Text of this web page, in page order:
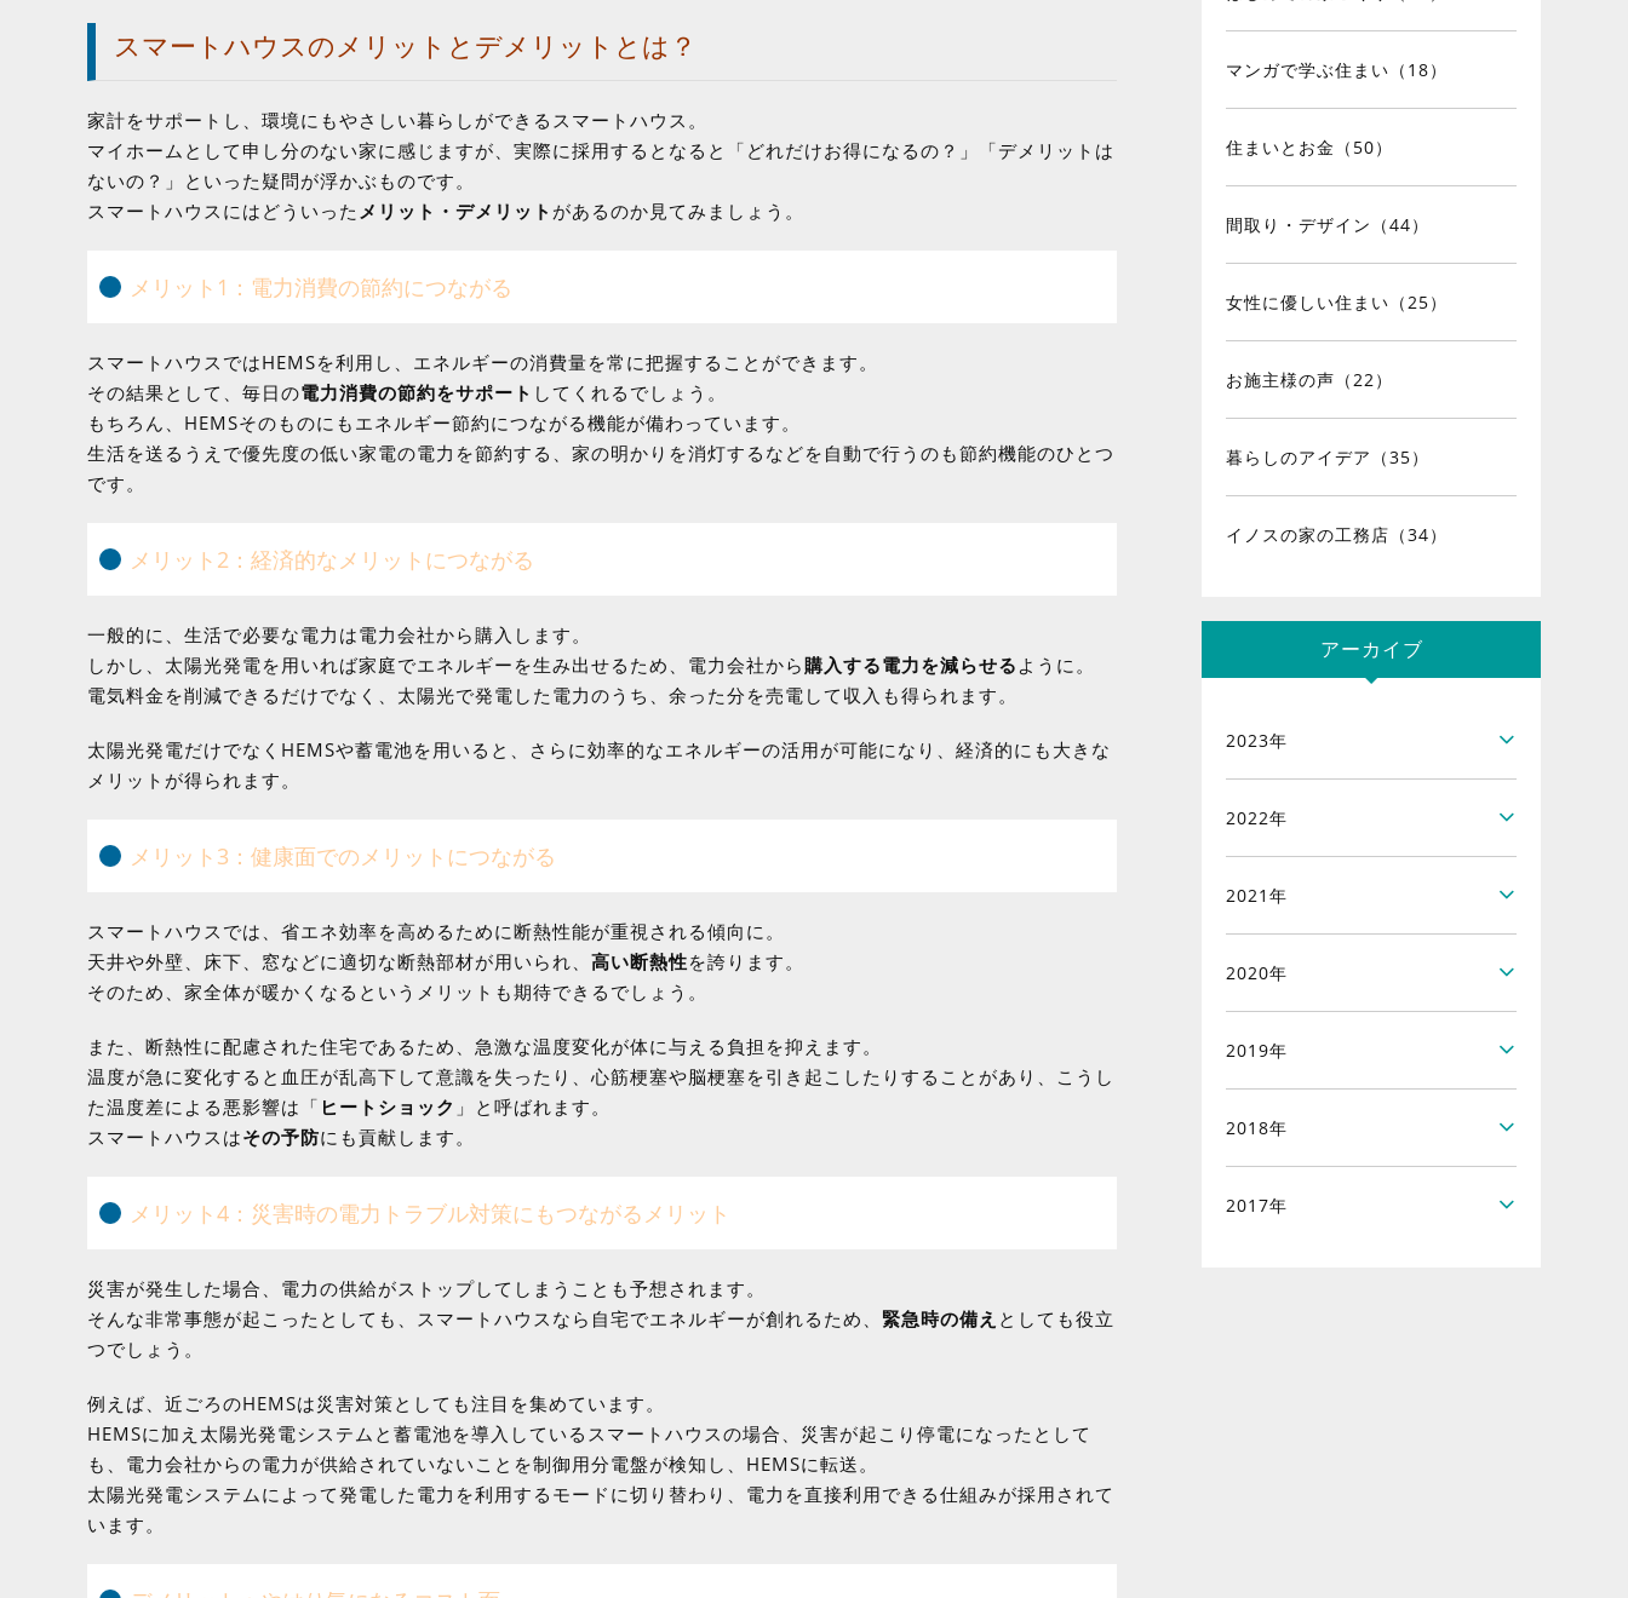
スマートハウスのメリットとデメリットとは？
家計をサポートし、環境にもやさしい暮らしができるスマートハウス。
マイホームとして申し分のない家に感じますが、実際に採用するとなると「どれだけお得になるの？」「デメリットは
ないの？」といった疑問が浮かぶものです。
スマートハウスにはどういった メリット・デメリット があるのか見てみましょう。
メリット1：電力消費の節約につながる
スマートハウスではHEMSを利用し、エネルギーの消費量を常に把握することができます。
その結果として、毎日の電力消費の節約をサポート してくれるでしょう。
もちろん、HEMSそのものにもエネルギー節約につながる機能が備わっています。
生活を送るうえで優先度の低い家電の電力を節約する、家の明かりを消灯するなどを自動で行うのも節約機能のひとつ
です。
メリット2：経済的なメリットにつながる
一般的に、生活で必要な電力は電力会社から購入します。
しかし、太陽光発電を用いれば家庭でエネルギーを生み出せるため、電力会社から購入する電力を減らせる ように。
電気料金を削減できるだけでなく、太陽光で発電した電力のうち、余った分を売電して収入も得られます。
太陽光発電だけでなくHEMSや蓄電池を用いると、さらに効率的なエネルギーの活用が可能になり、経済的にも大きな
メリットが得られます。
メリット3：健康面でのメリットにつながる
スマートハウスでは、省エネ効率を高めるために断熱性能が重視される傾向に。
天井や外壁、床下、窓などに適切な断熱部材が用いられ、 高い断熱性を誇ります。
そのため、家全体が暖かくなるというメリットも期待できるでしょう。
また、断熱性に配慮された住宅であるため、急激な温度変化が体に与える負担を抑えます。
温度が急に変化すると血圧が乱高下して意識を失ったり、心筋梗塞や脳梗塞を引き起こしたりすることがあり、こうし
た温度差による悪影響は「 ヒートショック 」と呼ばれます。
スマートハウスはその予防にも貢献します。
メリット4：災害時の電力トラブル対策にもつながるメリット
災害が発生した場合、電力の供給がストップしてしまうことも予想されます。
そんな非常事態が起こったとしても、スマートハウスなら自宅でエネルギーが創れるため、 緊急時の備え としても役立
つでしょう。
例えば、近ごろのHEMSは災害対策としても注目を集めています。
HEMSに加え太陽光発電システムと蓄電池を導入しているスマートハウスの場合、災害が起こり停電になったとして
も、電力会社からの電力が供給されていないことを制御用分電盤が検知し、HEMSに転送。
太陽光発電システムによって発電した電力を利用するモードに切り替わり、電力を直接利用できる仕組みが採用されて
います。
マンガで学ぶ住まい（18）
住まいとお金（50）
間取り・デザイン（44）
女性に優しい住まい（25）
お施主様の声（22）
暮らしのアイデア（35）
イノスの家の工務店（34）
アーカイブ
2023年
2022年
2021年
2020年
2019年
2018年
2017年